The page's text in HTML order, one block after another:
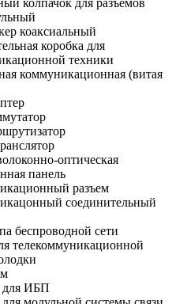
коаксиальный
коробка для
техники
коммуникационная (витая
оптическая
панель
разъем
соединительный
беспроводной сети
телекоммуникационной
для ИБП